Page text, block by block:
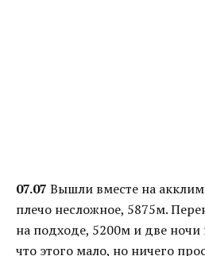
07.07 Вышли вместе на
плечо несложное, 5875м.
на подходе, 5200м и две
что этого мало, но ничего